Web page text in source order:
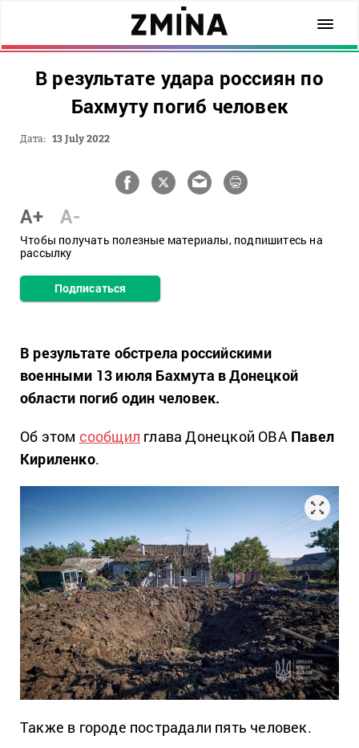
В результате удара россиян по
Бахмуту погиб человек
Дата: 13 July 2022
A+ A-
Чтобы получать полезные материалы, подпишитесь на
рассылку
Подписаться
В результате обстрела российскими
военными 13 июля Бахмута в Донецкой
области погиб один человек.
Об этом сообщил глава Донецкой ОВА Павел
Кириленко.
Также в городе пострадали пять человек.